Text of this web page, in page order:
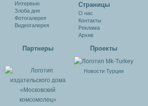
Интервью
Злоба дня
Фотогалерея
Видеогалерея
Cтраницы
О нас
Контакты
Реклама
Архив
Партнеры Проекты
Новости Турции